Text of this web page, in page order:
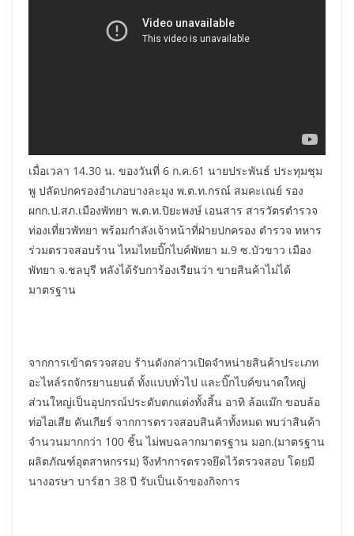
เมื่อเวลา 14.30 น. ของวันที่ 6 ก.ค.61 นายประพันธ์ ประทุมชุม
พู ปลัดปกครองอำเภอบางละมุง พ.ต.ท.กรณ์ สมคะเณย์ รอง
ผกก.ป.สภ.เมืองพัทยา พ.ต.ท.ปิยะพงษ์ เอนสาร สารวัตรตำรวจ
ท่องเที่ยวพัทยา พร้อมกำลังเจ้าหน้าที่ฝ่ายปกครอง ตำรวจ ทหาร
ร่วมตรวจสอบร้าน ไหมไทยบิ๊กไบค์พัทยา ม.9 ซ.บัวขาว เมือง
พัทยา จ.ชลบุรี หลังได้รับการ้องเรียนว่า ขายสินค้าไม่ได้
มาตรฐาน
จากการเข้าตรวจสอบ ร้านดังกล่าวเปิดจำหน่ายสินค้าประเภท
อะไหล์รถจักรยานยนต์ ทั้งแบบทั่วไป และบิ๊กไบค์ขนาดใหญ่
ส่วนใหญ่เป็นอุปกรณ์ประดับตกแต่งทั้งสิ้น อาทิ ล้อแม๊ก ขอบล้อ
ท่อไอเสีย คันเกียร์ จากการตรวจสอบสินค้าทั้งหมด พบว่าสินค้า
จำนวนมากกว่า 100 ชิ้น ไม่พบฉลากมาตรฐาน มอก.(มาตรฐาน
ผลิตภัณฑ์อุตสาหกรรม) จึงทำการตรวจยึดไว้ตรวจสอบ โดยมี
นางอรษา บาร์ฮา 38 ปี รับเป็นเจ้าของกิจการ